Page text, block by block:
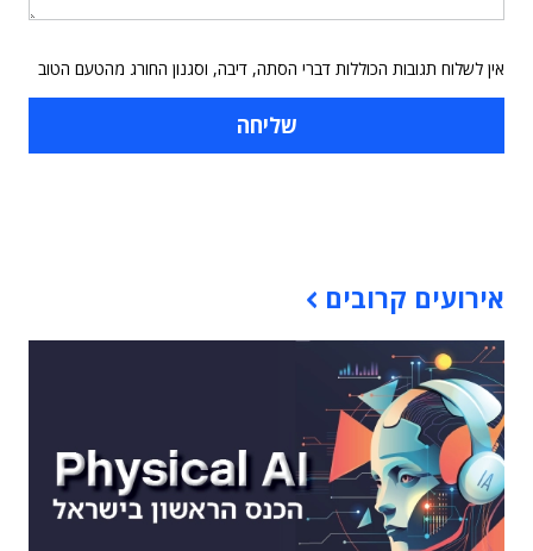
אין לשלוח תגובות הכוללות דברי הסתה, דיבה, וסגנון החורג מהטעם הטוב
אירועים קרובים